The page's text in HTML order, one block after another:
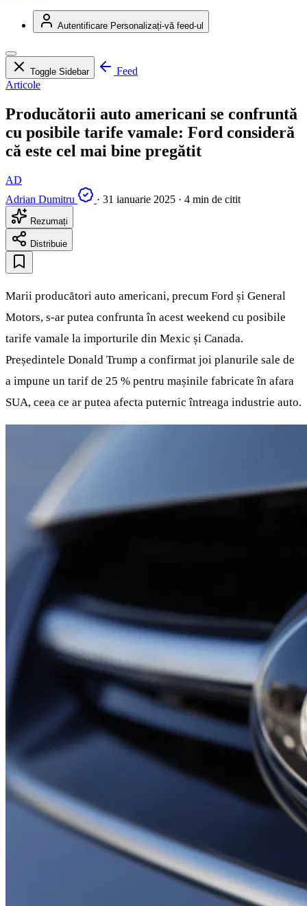
Autentificare Personalizați-vă feed-ul
Toggle Sidebar
Feed
Articole
Producătorii auto americani se confruntă
cu posibile tarife vamale: Ford consideră
că este cel mai bine pregătit
AD
Adrian Dumitru
· 31 ianuarie 2025 · 4 min de citit
Rezumați
Distribuie
Marii producători auto americani, precum Ford și General
Motors, s-ar putea confrunta în acest weekend cu posibile
tarife vamale la importurile din Mexic și Canada.
Președintele Donald Trump a confirmat joi planurile sale de
a impune un tarif de 25 % pentru mașinile fabricate în afara
SUA, ceea ce ar putea afecta puternic întreaga industrie auto.